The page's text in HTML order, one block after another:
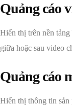
Quảng cáo
Hiển thị trên nền
giữa hoặc sau video
Quảng cáo
Hiển thị thông tin sản